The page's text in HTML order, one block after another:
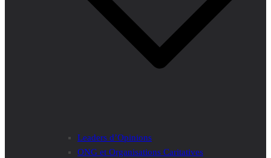
Leaders d’Opinions
ONG et Organisations Caritatives